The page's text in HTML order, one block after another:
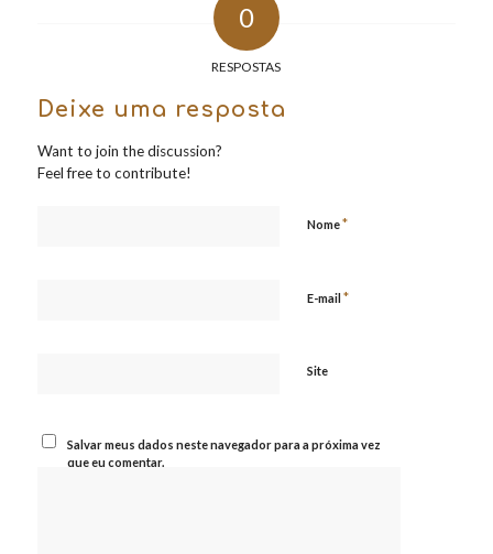
0
RESPOSTAS
Deixe uma resposta
Want to join the discussion?
Feel free to contribute!
Nome*
E-mail *
Site
Salvar meus dados neste navegador para a próxima vez
que eu comentar.